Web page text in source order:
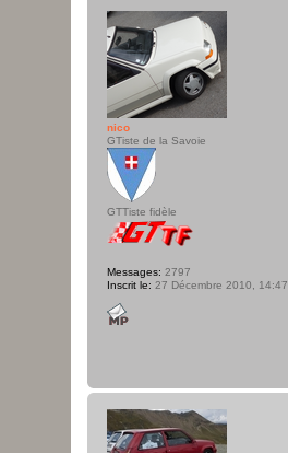
nico
GTiste de la Savoie
GTTiste fidèle
Messages: 2797
Inscrit le: 27 Décembre 2010, 14:47